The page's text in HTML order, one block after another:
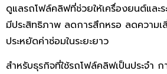
ดูแลรถโฟล์คลิฟที่ช่วยให้เครื่องยนต์และ
มีประสิทธิภาพ ลดการสึกหรอ ลดความเ
ประหยัดค่าซ่อมในระยะยาว
สำหรับธุรกิจที่ใช้รถโฟล์คลิฟเป็นประจำ